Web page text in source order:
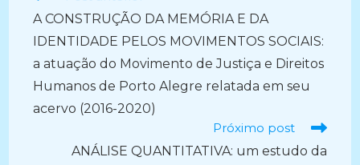
artigos
A CONSTRUÇÃO DA MEMÓRIA E DA
IDENTIDADE PELOS MOVIMENTOS SOCIAIS:
a atuação do Movimento de Justiça e Direitos
Humanos de Porto Alegre relatada em seu
acervo (2016-2020)
Próximo post
ANÁLISE QUANTITATIVA: um estudo da